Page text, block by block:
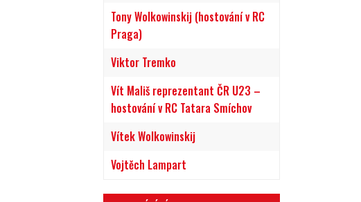
Tony Wolkowinskij (hostování v RC
Praga)
Viktor Tremko
Vít Mališ reprezentant ČR U23 –
hostování v RC Tatara Smíchov
Vítek Wolkowinskij
Vojtěch Lampart